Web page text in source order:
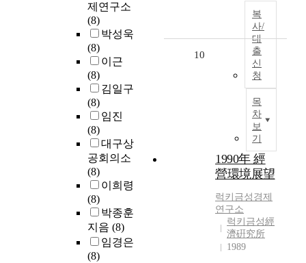
제연구소
(8)
박성욱
(8)
이근
(8)
김일구
(8)
임진
(8)
대구상
공회의소
(8)
이희령
(8)
박종훈
지음 (8)
임경은
(8)
복
사/
대
출
신
청
목
차
보
기
10
1990年 經
營環境展望
럭키금성경제
연구소
럭키금성經
濟硏究所
1989